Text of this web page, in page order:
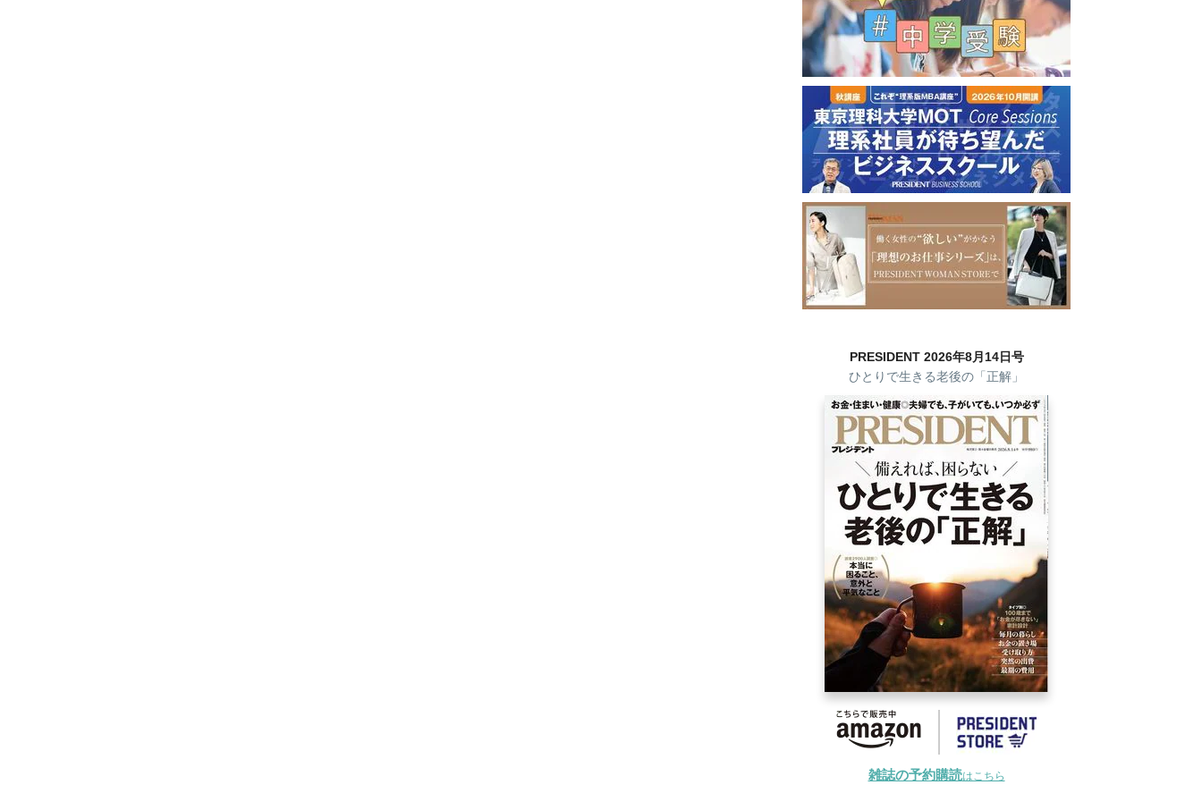
PRESIDENT 2026年8月14日号
ひとりで生きる老後の「正解」
雑誌の予約購読はこちら